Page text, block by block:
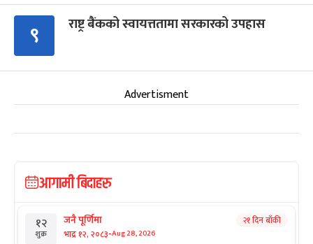
९ राष्ट्र बैंकको स्वायत्ततामा सरकारको उपहास
Advertisment
आगामी बिदाहरु
१२
शुक्र
जनै पूर्णिमा
भाद्र १२, २०८३-Aug 28, 2026
२१ दिन बाँकी